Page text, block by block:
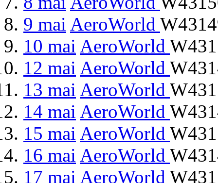
9 mai AeroWorld
10 mai AeroWorld
12 mai AeroWorld
13 mai AeroWorld
14 mai AeroWorld
15 mai AeroWorld
16 mai AeroWorld
17 mai AeroWorld